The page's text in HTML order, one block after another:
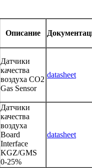
Описание
Датчики
качества
воздуха CO2
Gas Sensor
datasheet
Датчики
качества
воздуха
Board
Interface
KGZ/GMS
0-25%
datasheet